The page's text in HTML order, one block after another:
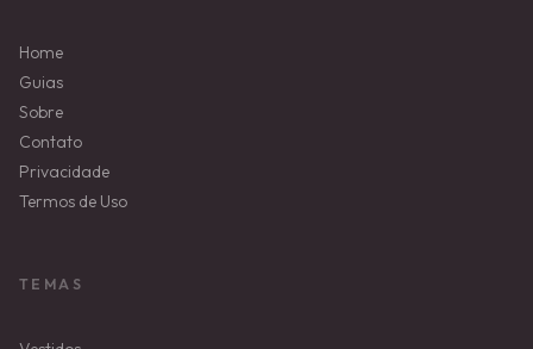
Home
Guias
Sobre
Contato
Privacidade
Termos de Uso
TEMAS